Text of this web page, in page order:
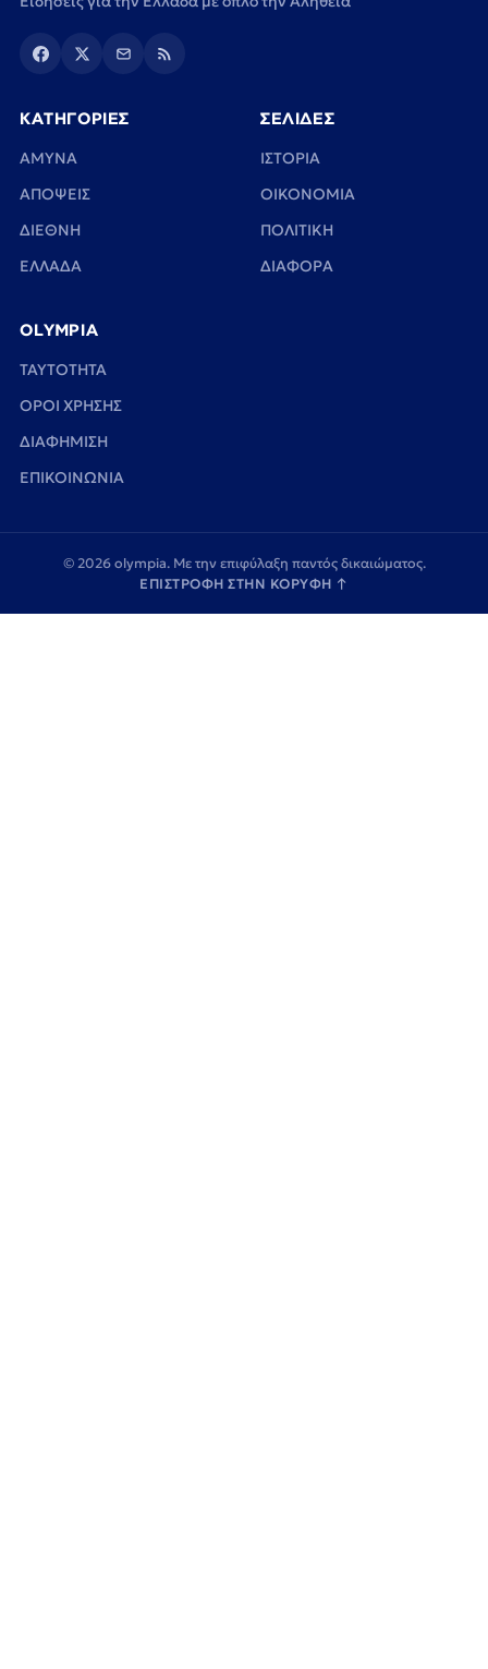
ΚΑΤΗΓΟΡΙΕΣ
ΑΜΥΝΑ
ΑΠΟΨΕΙΣ
ΔΙΕΘΝΗ
ΕΛΛΑΔΑ
ΣΕΛΙΔΕΣ
ΙΣΤΟΡΙΑ
ΟΙΚΟΝΟΜΙΑ
ΠΟΛΙΤΙΚΗ
ΔΙΑΦΟΡΑ
OLYMPIA
TAYTOTHTA
ΟΡΟΙ ΧΡΗΣΗΣ
ΔΙΑΦΗΜΙΣΗ
ΕΠΙΚΟΙΝΩΝΙΑ
© 2026 olympia. Με την επιφύλαξη παντός δικαιώματος.
ΕΠΙΣΤΡΟΦΗ ΣΤΗΝ ΚΟΡΥΦΗ ↑